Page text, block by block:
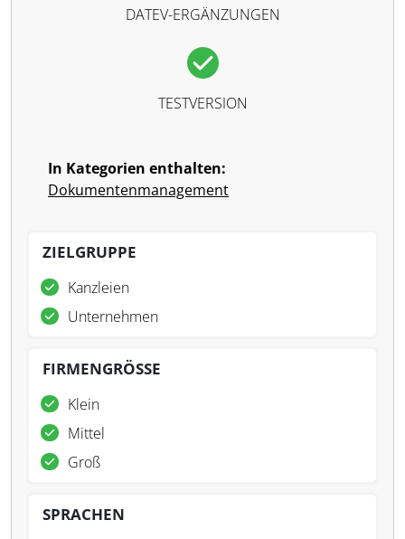
DATEV-ERGÄNZUNGEN
TESTVERSION
In Kategorien enthalten:
Dokumentenmanagement
ZIELGRUPPE
Kanzleien
Unternehmen
FIRMENGRÖSSE
Klein
Mittel
Groß
SPRACHEN